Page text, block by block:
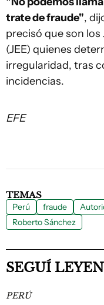
trate de fraude",
precisó que son los
(JEE) quienes
irregularidad, tras
incidencias.
EFE
TEMAS
Perú fraude
Roberto Sánchez
SEGUÍ
PERÚ